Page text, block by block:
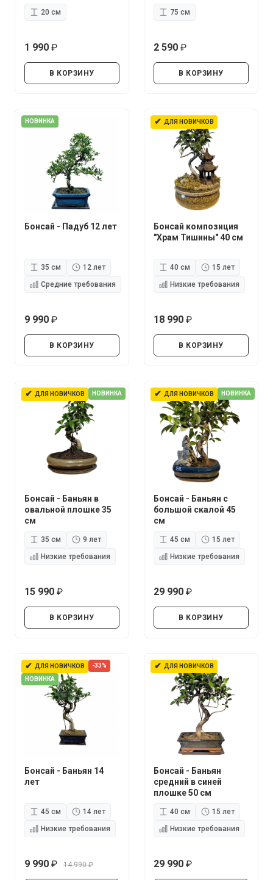
20 см
1 990
В КОРЗИНУ
75 см
2 590
В КОРЗИНУ
НОВИНКА
Бонсай - Падуб 12 лет
35 см
12 лет
Средние требования
9 990
В КОРЗИНУ
✔ ДЛЯ НОВИЧКОВ
Бонсай композиция
"Храм Тишины" 40 см
40 см
15 лет
Низкие требования
18 990
В КОРЗИНУ
✔ ДЛЯ НОВИЧКОВ НОВИНКА
Бонсай - Баньян в
овальной плошке 35
см
35 см
9 лет
Низкие требования
15 990
В КОРЗИНУ
✔ ДЛЯ НОВИЧКОВ НОВИНКА
Бонсай - Баньян с
большой скалой 45
см
45 см
15 лет
Низкие требования
29 990
В КОРЗИНУ
✔ ДЛЯ НОВИЧКОВ
-33%
НОВИНКА
Бонсай - Баньян 14
лет
45 см
14 лет
Низкие требования
9 990
14 990
✔ ДЛЯ НОВИЧКОВ
Бонсай - Баньян
средний в синей
плошке 50 см
40 см
15 лет
Низкие требования
29 990